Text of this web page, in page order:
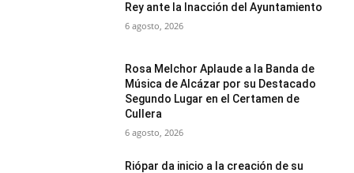
Rey ante la Inacción del Ayuntamiento
6 agosto, 2026
Rosa Melchor Aplaude a la Banda de
Música de Alcázar por su Destacado
Segundo Lugar en el Certamen de
Cullera
6 agosto, 2026
Riópar da inicio a la creación de su